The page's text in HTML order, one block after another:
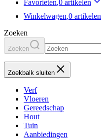
Favorieten,0 artikelen
Winkelwagen,0 artikelen
Zoeken
Zoeken
Zoekbalk sluiten
Verf
Vloeren
Gereedschap
Hout
Tuin
Aanbiedingen